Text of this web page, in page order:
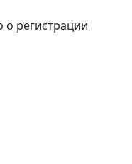
о регистрации